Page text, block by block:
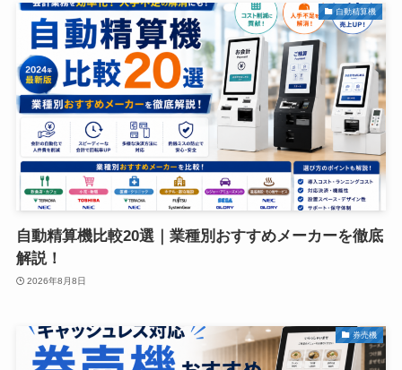
自動精算機
自動精算機比較20選｜業種別おすすめメーカーを徹底
解説！
2026年8月8日
券売機